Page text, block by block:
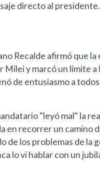
directo al presidente.
Recalde afirmó que
Milei y marcó un límite
de entusiasmo a
"leyó mal" la
en recorrer un camino
de los problemas de la
lo vi hablar con un